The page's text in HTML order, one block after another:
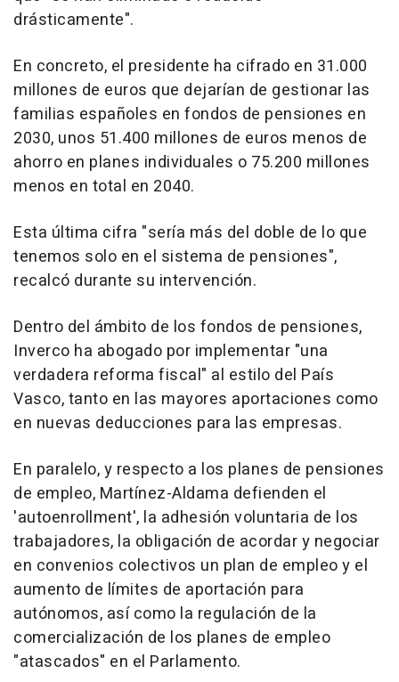
drásticamente".
En concreto, el presidente ha cifrado en 31.000
millones de euros que dejarían de gestionar las
familias españoles en fondos de pensiones en
2030, unos 51.400 millones de euros menos de
ahorro en planes individuales o 75.200 millones
menos en total en 2040.
Esta última cifra "sería más del doble de lo que
tenemos solo en el sistema de pensiones",
recalcó durante su intervención.
Dentro del ámbito de los fondos de pensiones,
Inverco ha abogado por implementar "una
verdadera reforma fiscal" al estilo del País
Vasco, tanto en las mayores aportaciones como
en nuevas deducciones para las empresas.
En paralelo, y respecto a los planes de pensiones
de empleo, Martínez-Aldama defienden el
'autoenrollment', la adhesión voluntaria de los
trabajadores, la obligación de acordar y negociar
en convenios colectivos un plan de empleo y el
aumento de límites de aportación para
autónomos, así como la regulación de la
comercialización de los planes de empleo
"atascados" en el Parlamento.